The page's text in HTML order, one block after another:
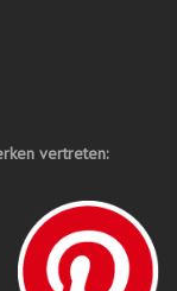
vertreten: